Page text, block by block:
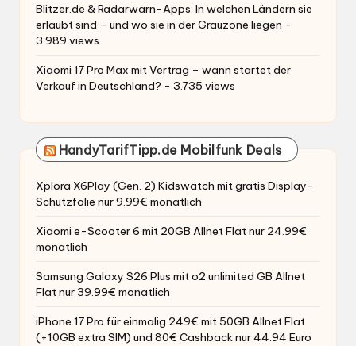
Blitzer.de & Radarwarn-Apps: In welchen Ländern sie
erlaubt sind – und wo sie in der Grauzone liegen -
3.989 views
Xiaomi 17 Pro Max mit Vertrag – wann startet der
Verkauf in Deutschland? - 3.735 views
HandyTarifTipp.de Mobilfunk Deals
Xplora X6Play (Gen. 2) Kidswatch mit gratis Display-
Schutzfolie nur 9.99€ monatlich
Xiaomi e-Scooter 6 mit 20GB Allnet Flat nur 24.99€
monatlich
Samsung Galaxy S26 Plus mit o2 unlimited GB Allnet
Flat nur 39.99€ monatlich
iPhone 17 Pro für einmalig 249€ mit 50GB Allnet Flat
(+10GB extra SIM) und 80€ Cashback nur 44.94 Euro